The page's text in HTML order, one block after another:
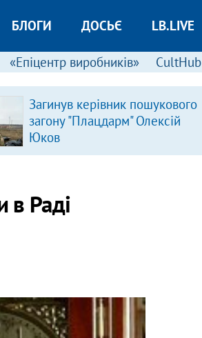
БЛОГИ ДОСЬЄ LB.LIVE
«Епіцентр виробників» CultHub
Загинув керівник пошукового
загону "Плацдарм" Олексій
Юков
в Раді